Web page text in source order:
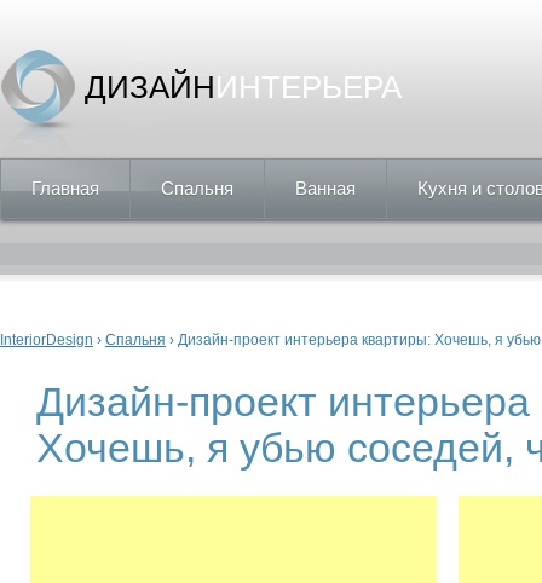
ДИЗАЙНИНТЕРЬЕРА
Главная Спальня Ванная Кухня и
Вы здесь
InteriorDesign › Спальня › Дизайн-проект интерьера квартиры: Хочешь, я
Дизайн-проект
Хочешь, я убью соседей,